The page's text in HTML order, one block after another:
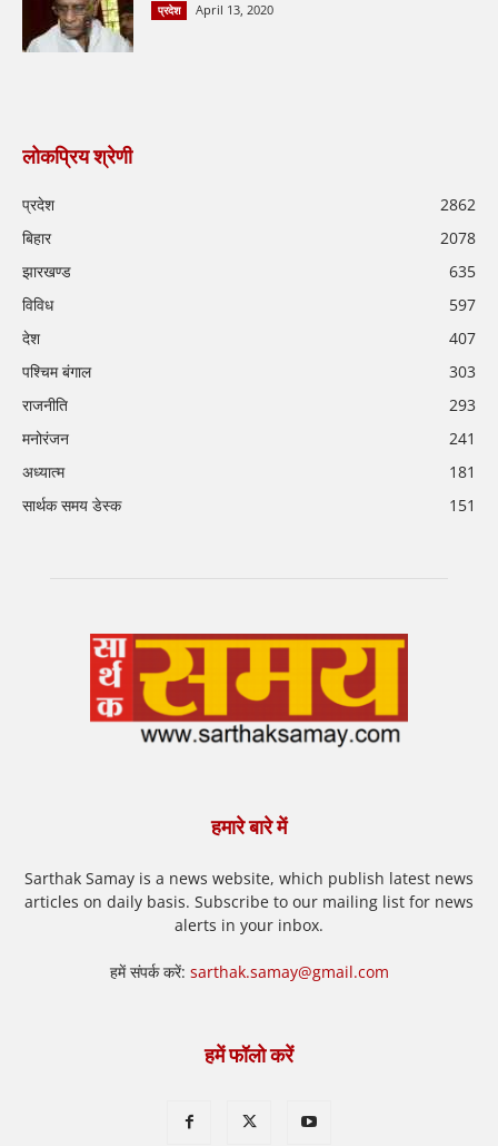
प्रदेश April 13, 2020
लोकप्रिय श्रेणी
प्रदेश
2862
बिहार
2078
झारखण्ड
635
विविध
597
देश
407
पश्चिम बंगाल
303
राजनीति
293
मनोरंजन
241
अध्यात्म
181
सार्थक समय डेस्क
151
हमारे बारे में
Sarthak Samay is a news website, which publish latest news
articles on daily basis. Subscribe to our mailing list for news
alerts in your inbox.
हमें संपर्क करें: sarthak.samay@gmail.com
हमें फॉलो करें